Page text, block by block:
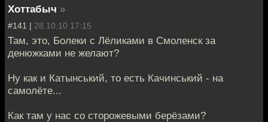
Хоттабыч »
#141 | 28.10.10 17:15
Там, это, Болеки с Лёликами в Смоленск за
денюжками не желают?
Ну как и Катынський, то есть Качинський - на
самолёте...
Как там у нас со сторожевыми берёзами?